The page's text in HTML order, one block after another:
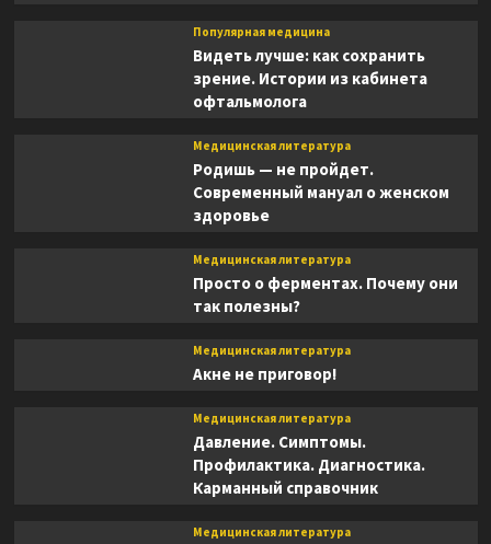
Популярная медицина
Видеть лучше: как сохранить
зрение. Истории из кабинета
офтальмолога
Медицинская литература
Родишь — не пройдет.
Современный мануал о женском
здоровье
Медицинская литература
Просто о ферментах. Почему они
так полезны?
Медицинская литература
Акне не приговор!
Медицинская литература
Давление. Симптомы.
Профилактика. Диагностика.
Карманный справочник
Медицинская литература